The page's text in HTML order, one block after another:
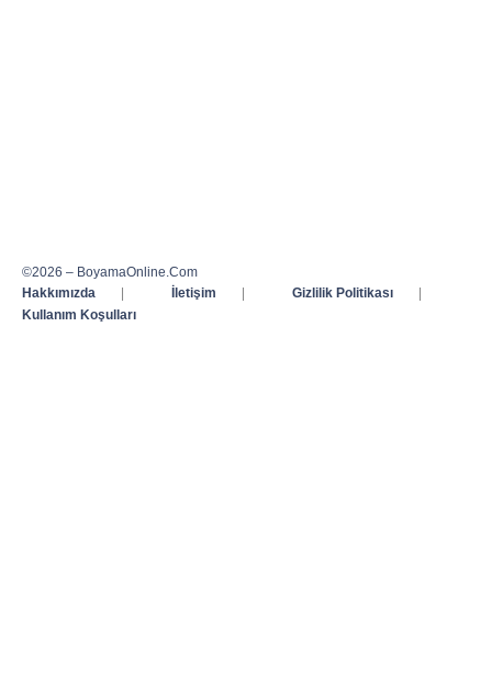
©2026 – BoyamaOnline.Com
Hakkımızda
| İletişim | Gizlilik Politikası
|
Kullanım Koşulları